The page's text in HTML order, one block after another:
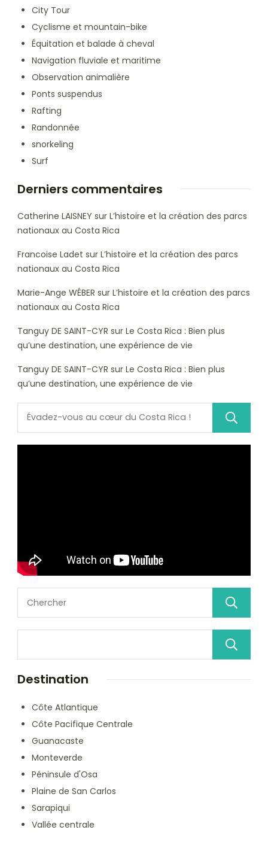
City Tour
Cyclisme et mountain-bike
Équitation et balade à cheval
Navigation fluviale et maritime
Observation animalière
Ponts suspendus
Rafting
Randonnée
snorkeling
Surf
Derniers commentaires
Catherine LAISNEY sur L’histoire et la création des parcs
nationaux au Costa Rica
Francoise Ladet sur L’histoire et la création des parcs
nationaux au Costa Rica
Marie-Ange WÉBER sur L’histoire et la création des parcs
nationaux au Costa Rica
Tanguy DE SAINT-CYR sur Le Costa Rica : Bien plus
qu’une destination, une expérience de vie
Tanguy DE SAINT-CYR sur Le Costa Rica : Bien plus
qu’une destination, une expérience de vie
Destination
Côte Atlantique
Côte Pacifique Centrale
Guanacaste
Monteverde
Péninsule d'Osa
Plaine de San Carlos
Sarapiqui
Vallée centrale